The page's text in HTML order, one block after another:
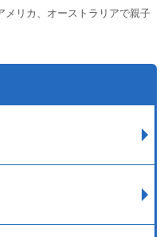
リカ、オーストラリアで親子